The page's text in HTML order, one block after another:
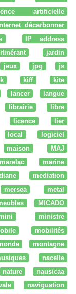
artificielle
décarbonner
IP address
itinérant
jardin
jeux jpg
js
kiff
kite
lancer
langue
librairie
libre
licence
lier
local
logiciel
maison
MAJ
marelac
marine
mediation
mersea
metal
MICADO
ministre
mobilités
montagne
nacelle
nature
nausicaa
naviguation